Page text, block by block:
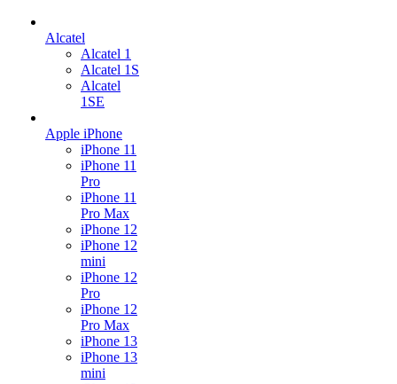
Alcatel
Alcatel 1
Alcatel 1S
Alcatel
1SE
Apple iPhone
iPhone 11
iPhone 11
Pro
iPhone 11
Pro Max
iPhone 12
iPhone 12
mini
iPhone 12
Pro
iPhone 12
Pro Max
iPhone 13
iPhone 13
mini